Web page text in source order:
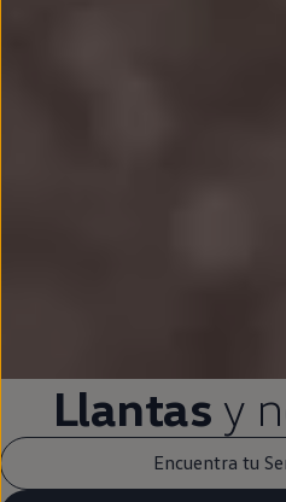
Llantas y
Encuentra tu